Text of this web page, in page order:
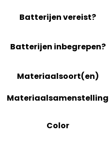
Batterijen vereist?
Batterijen inbegrepen?
Materiaalsoort(en)
Materiaalsamenstelling
Color